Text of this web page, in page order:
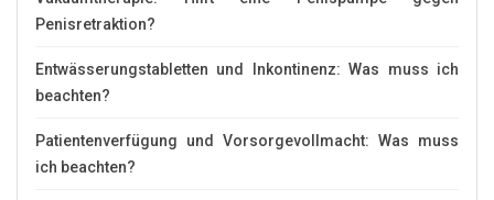
Penisretraktion?
Entwässerungstabletten und Inkontinenz: Was muss ich
beachten?
Patientenverfügung und Vorsorgevollmacht: Was muss
ich beachten?